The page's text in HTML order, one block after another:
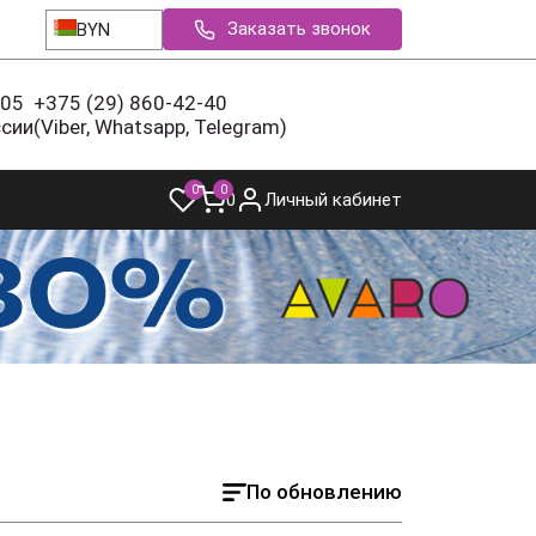
BYN Заказать звонок
+375 (29) 860-42-40
(Viber, Whatsapp, Telegram)
0 00 Личный кабинет
По обновлению